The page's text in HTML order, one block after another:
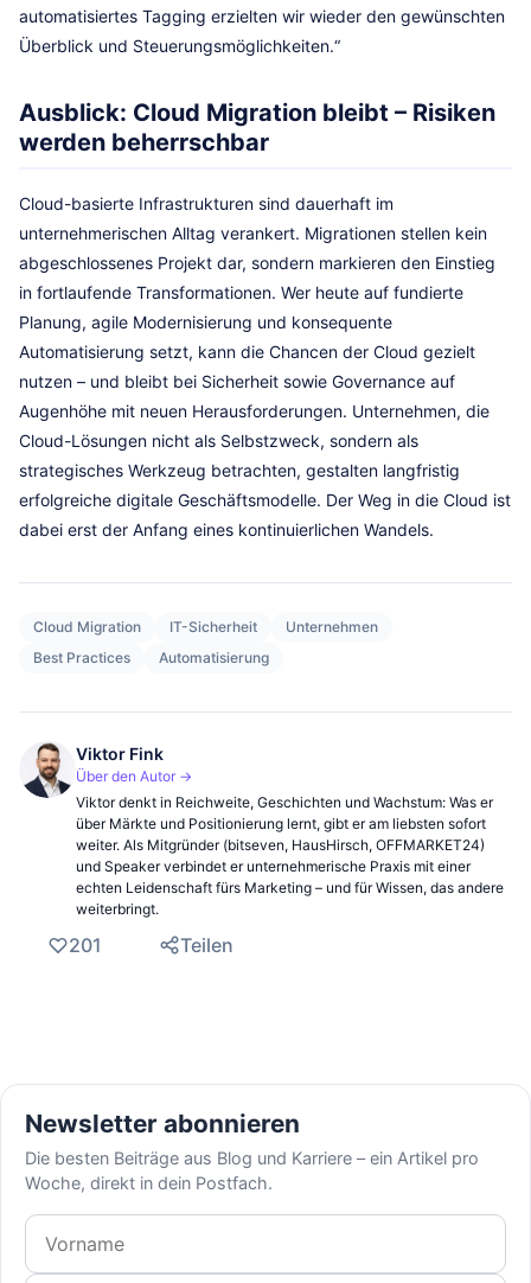
automatisiertes Tagging erzielten wir wieder den gewünschten
Überblick und Steuerungsmöglichkeiten.“
Ausblick: Cloud Migration bleibt – Risiken
werden beherrschbar
Cloud-basierte Infrastrukturen sind dauerhaft im
unternehmerischen Alltag verankert. Migrationen stellen kein
abgeschlossenes Projekt dar, sondern markieren den Einstieg
in fortlaufende Transformationen. Wer heute auf fundierte
Planung, agile Modernisierung und konsequente
Automatisierung setzt, kann die Chancen der Cloud gezielt
nutzen – und bleibt bei Sicherheit sowie Governance auf
Augenhöhe mit neuen Herausforderungen. Unternehmen, die
Cloud-Lösungen nicht als Selbstzweck, sondern als
strategisches Werkzeug betrachten, gestalten langfristig
erfolgreiche digitale Geschäftsmodelle. Der Weg in die Cloud ist
dabei erst der Anfang eines kontinuierlichen Wandels.
Cloud Migration IT-Sicherheit
Unternehmen
Best Practices
Automatisierung
Viktor Fink
Über den Autor →
Viktor denkt in Reichweite, Geschichten und Wachstum: Was er
über Märkte und Positionierung lernt, gibt er am liebsten sofort
weiter. Als Mitgründer (bitseven, HausHirsch, OFFMARKET24)
und Speaker verbindet er unternehmerische Praxis mit einer
echten Leidenschaft fürs Marketing – und für Wissen, das andere
weiterbringt.
201 Teilen
Newsletter abonnieren
Die besten Beiträge aus Blog und Karriere – ein Artikel pro
Woche, direkt in dein Postfach.
Vorname
E-Mail-Adresse